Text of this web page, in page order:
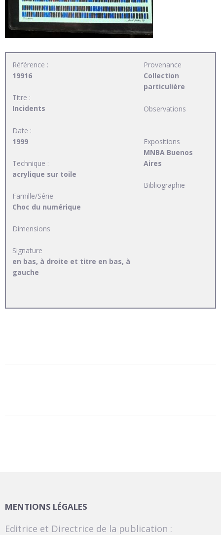
Référence :
19916
Titre :
Incidents
Date :
1999
Technique :
acrylique sur toile
Famille/Série
Choc du numérique
Dimensions
Signature
en bas, à droite et titre en bas, à
gauche
Provenance
Collection
particulière
Observations
Expositions
MNBA Buenos
Aires
Bibliographie
MENTIONS LÉGALES
Editrice et Directrice de la publication :